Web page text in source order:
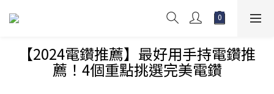
【2024電鑽推薦】最好用手持電鑽推
薦！4個重點挑選完美電鑽